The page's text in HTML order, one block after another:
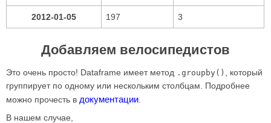
2012-01-05 197 3
Добавляем велосипедистов
Это очень просто! Dataframe имеет метод .groupby()
, который
группирует по одному или нескольким столбцам. Подробнее
можно прочесть в документации
В нашем случае,